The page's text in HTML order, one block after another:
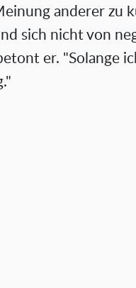
anderer zu
sich nicht von
er. "Solange